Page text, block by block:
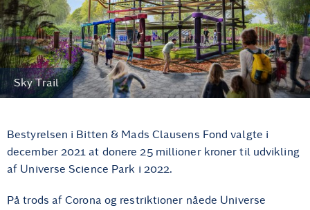
Sky Trail
Bestyrelsen i Bitten & Mads Clausens Fond valgte i
december 2021 at donere 25 millioner kroner til udvikling
af Universe Science Park i 2022.
På trods af Corona og restriktioner nåede Universe